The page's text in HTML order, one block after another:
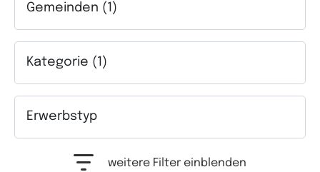
Gemeinden (1)
Kategorie (1)
Erwerbstyp
weitere Filter einblenden